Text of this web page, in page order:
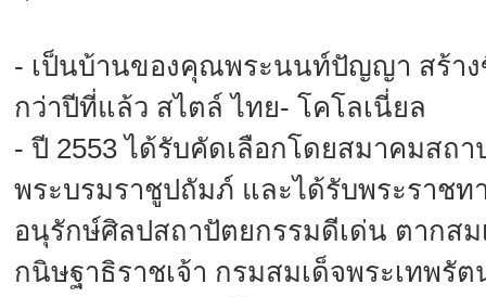
- เป็นบ้านของคุณพระนนท์ปัญญา สร้าง
กว่าปีที่แล้ว สไตล์ ไทย- โคโลเนี่ยล
- ปี 2553 ได้รับคัดเลือกโดยสมาคมสถ
พระบรมราชูปถัมภ์ และได้รับพระราชท
อนุรักษ์ศิลปสถาปัตยกรรมดีเด่น ตากสม
กนิษฐาธิราชเจ้า กรมสมเด็จพระเทพรั